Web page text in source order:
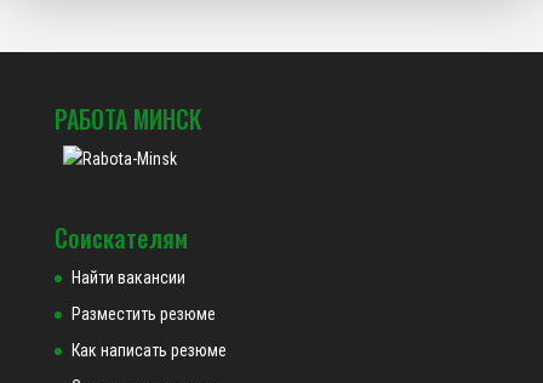
РАБОТА МИНСК
Соискателям
Найти вакансии
Разместить резюме
Как написать резюме